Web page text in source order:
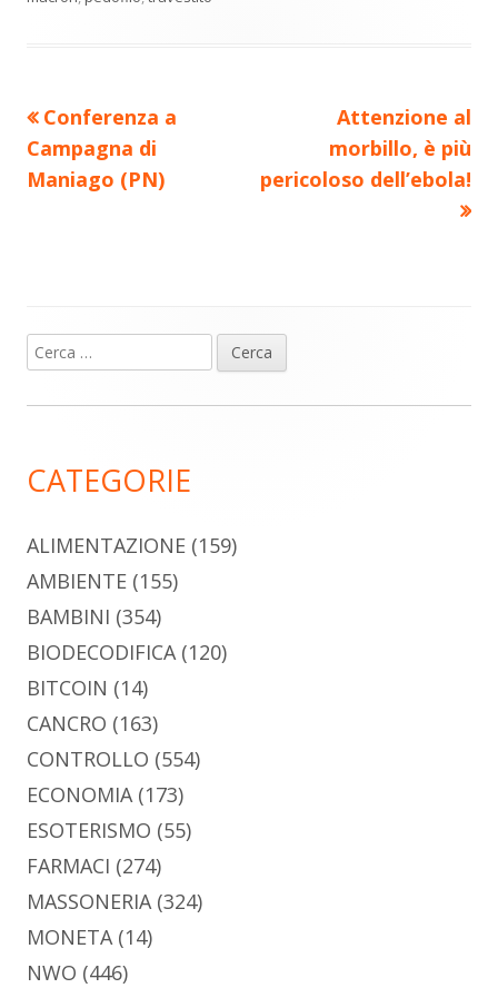
Navigazione
articoli
Precedente
articolo:
Conferenza a
Campagna di
Maniago (PN)
Nuovo
articolo:
Attenzione al
morbillo, è più
pericoloso dell’ebola!
Barra
laterale
Ricerca
per:
CATEGORIE
ALIMENTAZIONE (159)
AMBIENTE (155)
BAMBINI (354)
BIODECODIFICA(120)
BITCOIN (14)
CANCRO (163)
CONTROLLO (554)
ECONOMIA(173)
ESOTERISMO (55)
FARMACI (274)
MASSONERIA(324)
MONETA(14)
NWO (446)